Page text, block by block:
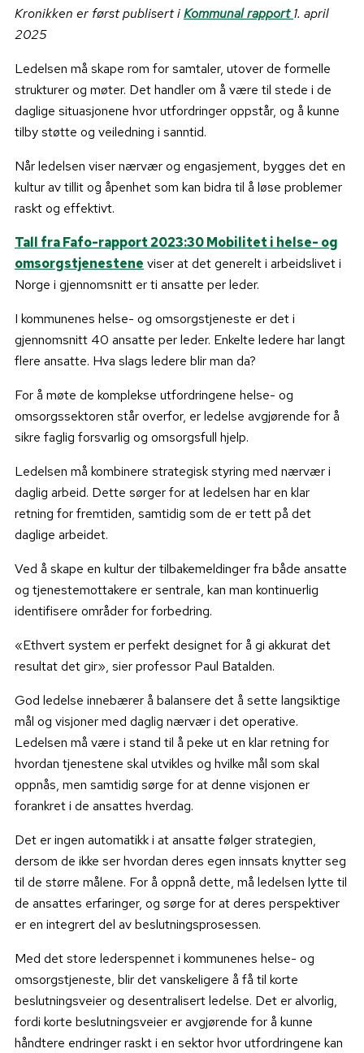
Kronikken er først publisert iKommunal rapport1. april
2025
Ledelsen må skape rom for samtaler, utover de formelle
strukturer og møter. Det handler om å være til stede i de
daglige situasjonene hvor utfordringer oppstår, og å kunne
tilby støtte og veiledning i sanntid.
Når ledelsen viser nærvær og engasjement, bygges det en
kultur av tillit og åpenhet som kan bidra til å løse problemer
raskt og effektivt.
Tall fra Fafo-rapport 2023:30Mobilitet i helse- og
omsorgstjenestene viser at det generelt i arbeidslivet i
Norge i gjennomsnitt er ti ansatte per leder.
I kommunenes helse- og omsorgstjeneste er det i
gjennomsnitt 40 ansatte per leder. Enkelte ledere har langt
flere ansatte. Hva slags ledere blir man da?
For å møte de komplekse utfordringene helse- og
omsorgssektoren står overfor, er ledelse avgjørende for å
sikre faglig forsvarlig og omsorgsfull hjelp.
Ledelsen må kombinere strategisk styring med nærvær i
daglig arbeid. Dette sørger for at ledelsen har en klar
retning for fremtiden, samtidig som de er tett på det
daglige arbeidet.
Ved å skape en kultur der tilbakemeldinger fra både ansatte
og tjenestemottakere er sentrale, kan man kontinuerlig
identifisere områder for forbedring.
«Ethvert system er perfekt designet for å gi akkurat det
resultat det gir», sier professor Paul Batalden.
God ledelse innebærerå balansere det å sette langsiktige
mål og visjoner med daglig nærvær i det operative.
Ledelsen må være i stand til å peke ut en klar retning for
hvordan tjenestene skal utvikles og hvilke mål som skal
oppnås, men samtidig sørge for at denne visjonen er
forankret i de ansattes hverdag.
Det er ingen automatikk i at ansatte følger strategien,
dersom de ikke ser hvordan deres egen innsats knytter seg
til de større målene. For å oppnå dette, må ledelsen lytte til
de ansattes erfaringer, og sørge for at deres perspektiver
er en integrert del av beslutningsprosessen.
Med det store lederspennet i kommunenes helse- og
omsorgstjeneste, blir det vanskeligere å få til korte
beslutningsveier og desentralisert ledelse. Det er alvorlig,
fordi korte beslutningsveier er avgjørende for å kunne
håndtere endringer raskt i en sektor hvor utfordringene kan